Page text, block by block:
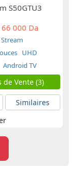
S50GTU3
000 Da
Stream
UHD
Android TV
de Vente (3)
Similaires